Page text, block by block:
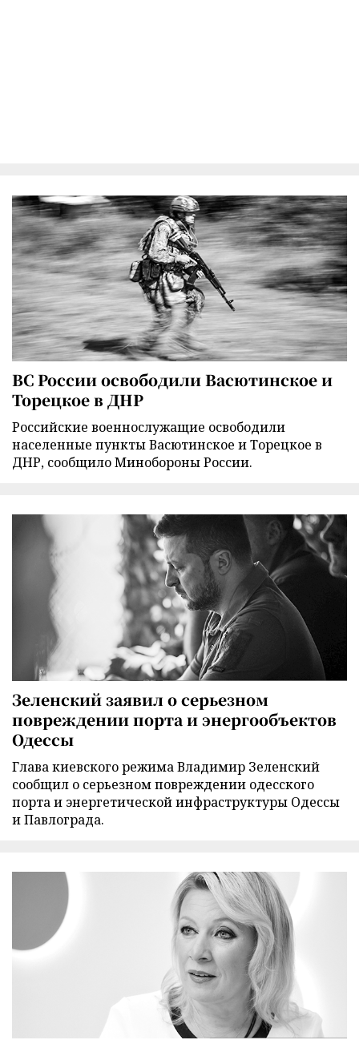
ВС России освободили Васютинское и
Торецкое в ДНР
Российские военнослужащие освободили
населенные пункты Васютинское и Торецкое в
ДНР, сообщило Минобороны России.
Зеленский заявил о серьезном
повреждении порта и энергообъектов
Одессы
Глава киевского режима Владимир Зеленский
сообщил о серьезном повреждении одесского
порта и энергетической инфраструктуры Одессы
и Павлограда.